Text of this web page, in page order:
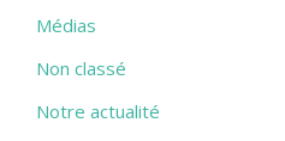
Médias
Non classé
Notre actualité